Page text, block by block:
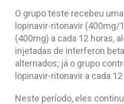
O grupo teste recebeu
lopinavir-ritonavir (400mg/
(400mg) a cada 12 horas,
injetadas de interferon
alternados; já o grupo
lopinavir-ritonavir a cada
Neste período, eles